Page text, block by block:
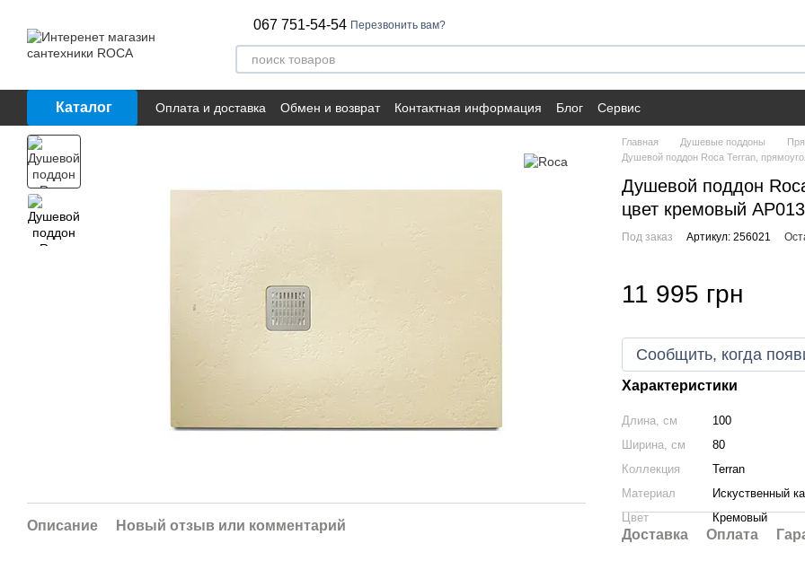
067 751-54-54 Перезвонить вам?
Каталог Оплата и доставка Обмен и возврат Контактная информация Блог Сервис
Описание Новый отзыв или комментарий
Главная Душевые поддоны
Душевой поддон Roca Terran,
Душевой поддон
цвет кремовый
Под заказ Артикул: 256021
11 995 грн
Сообщить, когда
Характеристики
Длина, см
100
Ширина, см
80
Коллекция
Terran
Материал
Искуственный
Цвет
Кремовый
Доставка Оплата